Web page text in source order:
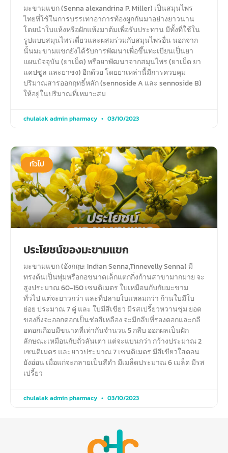
มะขามแขก (Senna alexandrina P. Miller) เป็นสมุนไพร
ไทยที่ใช้ในการบรรเทาอาการท้องผูกกันมาอย่างยาวนาน
โดยนำใบแห้งหรือฝักแห้งมาต้มเพื่อรับประทาน มีทั้งที่ใช้ใน
รูปแบบสมุนไพรเดี่ยวและผสมร่วมกับสมุนไพรอื่น นอกจาก
นั้นมะขามแขกยังได้รับการพัฒนาเพื่อขึ้นทะเบียนเป็นยา
แผนปัจจุบัน (ยาเม็ด) หรือยาพัฒนาจากสมุนไพร (ยาเม็ด ยา
แคปซูล และยาชง) อีกด้วย โดยยาเหล่านี้มีการควบคุม
ปริมาณสารออกฤทธิ์หลัก (sennoside A และ sennoside B)
ให้อยู่ในปริมาณที่เหมาะสม
chulalak admin pharmacy 03/10/2023
ทั่วไป
ประโยชน์ของมะขามแขก
มะขามแขก (อังกฤษ: Indian Senna,Tinnevelly Senna) มี
ทรงต้นเป็นพุ่มหรือกอขนาดเล็กแตกกิ่งก้านสาขามากมาย จะ
สูงประมาณ 60-150 เซนติเมตร ใบเหมือนกับกับมะขาม
ทั่วไป แต่จะยาวกว่า และที่ปลายใบแหลมกว่า ก้านใบมีใบ
ย่อย ประมาณ 7 คู่ และ ใบมีสีเขียว มีรสเปรี้ยวหวานชุ่ม ยอด
ของกิ่งจะออกดอกเป็นช่อสีเหลือง จะมีกลีบที่รองดอกและกลี
อดอกเกือบมีขนาดที่เท่ากันจำนวน 5 กลีบ ออกผลเป็นฝัก
ลักษณะเหมือนกับถั่วลันเตา แต่จะแบนกว่า กว้างประมาณ 2
เซนติเมตร และยาวประมาณ 7 เซนติเมตร มีสีเขียวใสตอน
ยังอ่อน เมื่อแก่จะกลายเป็นสีดำ มีเมล็ดประมาณ 6 เมล็ด มีรส
เปรี้ยว
chulalak admin pharmacy 03/10/2023